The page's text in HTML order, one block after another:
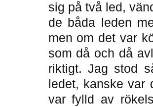
sig på två led,
de båda leden
men om det var
som då och då
riktigt. Jag stod
ledet, kanske var
var fylld av